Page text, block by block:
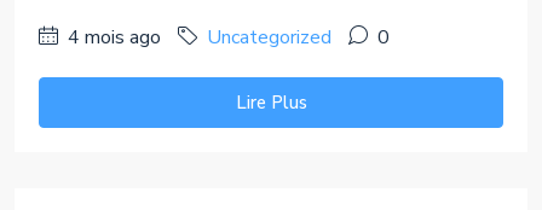
4 mois ago Uncategorized 0
Lire Plus